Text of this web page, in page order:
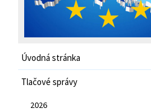
Úvodná stránka
Tlačové správy
2026